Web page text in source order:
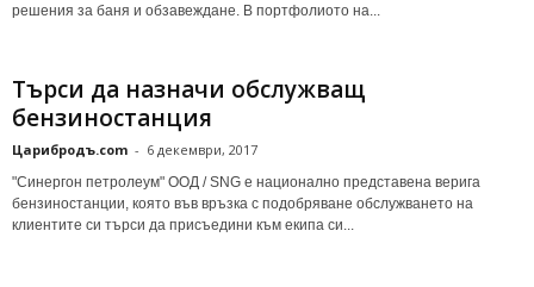
решения за баня и обзавеждане. В портфолиото на...
Търси да назначи обслужващ
бензиностанция
Царибродъ.com - 6 декември, 2017
"Синергон петролеум" ООД / SNG е национално представена верига
бензиностанции, която във връзка с подобряване обслужването на
клиентите си търси да присъедини към екипа си...